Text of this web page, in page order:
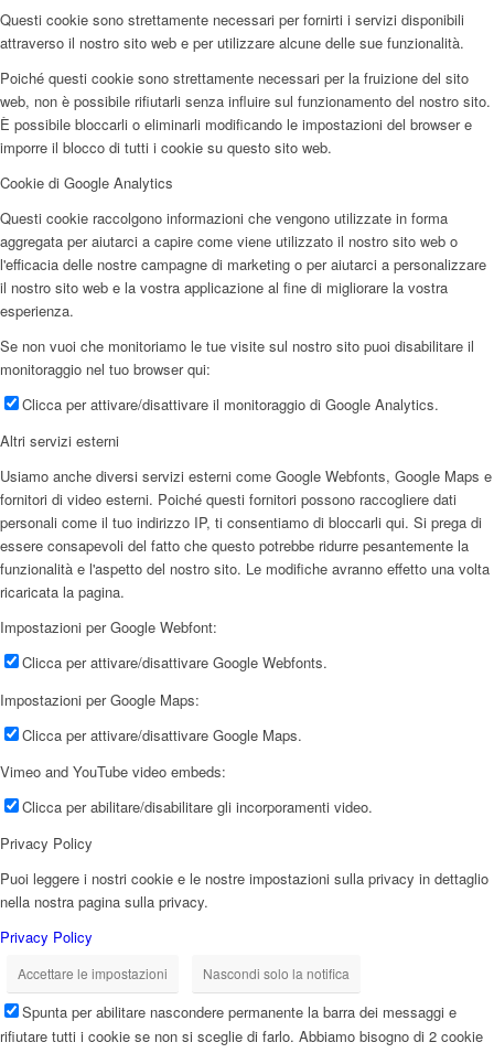
Questi cookie sono strettamente necessari per fornirti i servizi disponibili
attraverso il nostro sito web e per utilizzare alcune delle sue funzionalità.
Poiché questi cookie sono strettamente necessari per la fruizione del sito
web, non è possibile rifiutarli senza influire sul funzionamento del nostro sito.
È possibile bloccarli o eliminarli modificando le impostazioni del browser e
imporre il blocco di tutti i cookie su questo sito web.
Cookie di Google Analytics
Questi cookie raccolgono informazioni che vengono utilizzate in forma
aggregata per aiutarci a capire come viene utilizzato il nostro sito web o
l'efficacia delle nostre campagne di marketing o per aiutarci a personalizzare
il nostro sito web e la vostra applicazione al fine di migliorare la vostra
esperienza.
Se non vuoi che monitoriamo le tue visite sul nostro sito puoi disabilitare il
monitoraggio nel tuo browser qui:
Clicca per attivare/disattivare il monitoraggio di Google Analytics.
Altri servizi esterni
Usiamo anche diversi servizi esterni come Google Webfonts, Google Maps e
fornitori di video esterni. Poiché questi fornitori possono raccogliere dati
personali come il tuo indirizzo IP, ti consentiamo di bloccarli qui. Si prega di
essere consapevoli del fatto che questo potrebbe ridurre pesantemente la
funzionalità e l'aspetto del nostro sito. Le modifiche avranno effetto una volta
ricaricata la pagina.
Impostazioni per Google Webfont:
Clicca per attivare/disattivare Google Webfonts.
Impostazioni per Google Maps:
Clicca per attivare/disattivare Google Maps.
Vimeo and YouTube video embeds:
Clicca per abilitare/disabilitare gli incorporamenti video.
Privacy Policy
Puoi leggere i nostri cookie e le nostre impostazioni sulla privacy in dettaglio
nella nostra pagina sulla privacy.
Privacy Policy
Accettare le impostazioni Nascondi solo la notifica
Spunta per abilitare nascondere permanente la barra dei messaggi e
rifiutare tutti i cookie se non si sceglie di farlo. Abbiamo bisogno di 2 cookie